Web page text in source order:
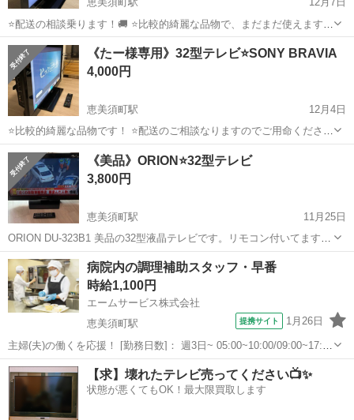
⭐️配送の相談乗ります！🚚 ⭐️比較的綺麗な品物で、まだまだ使えます！
TOSHIBA REGZA ZP2 26ZP2 レグザ 26インチLED高画質フルHD 3D
対応 2番組同時録画対応 高画質で3D対応しており、小型...
大阪 大阪市 恵美須町駅 テレビ REGZA
《たー様専用》32型テレビ⭐️SONY BRAVIA
4,000円
恵美須町駅
12月4日
⭐️比較的綺麗な品物です！ ⭐️配送のご相談なりますのでご用命ください
🚚 ⭐️お値段ご相談ありましたら一度お問い合わせを！ SONY BRAVIA
32インチ 液晶テレビ KDL-32BX30H 【商品の説明】 ブランド...
大阪 大阪市 恵美須町駅 テレビ BRAVIA
《美品》ORION⭐️32型テレビ
3,800円
恵美須町駅
11月25日
ORION DU-323B1 美品の32型液晶テレビです。リモコン付いてます⭐️
※近くでしたら配送いたしますのでご相談ください🚚
大阪 大阪市 恵美須町駅 テレビ ORION
病院内の調理補助スタッフ・早番
時給1,100円
エームサービス株式会社
恵美須町駅
提携サイト 1月26日
主婦(夫)の働くを応援！ [勤務日数]： 週3日~ 05:00~10:00/09:00~17:00
[勤務地・最寄駅]： 大阪府大阪市浪速区日本橋5-16-15 愛染橋病
院-4324 ＜エームサービス株式会社＞ 恵美須...
大阪 大阪市 恵美須町駅 その他
【求】壊れたテレビ売ってください📺✨
状態が悪くてもOK！最大限買取します